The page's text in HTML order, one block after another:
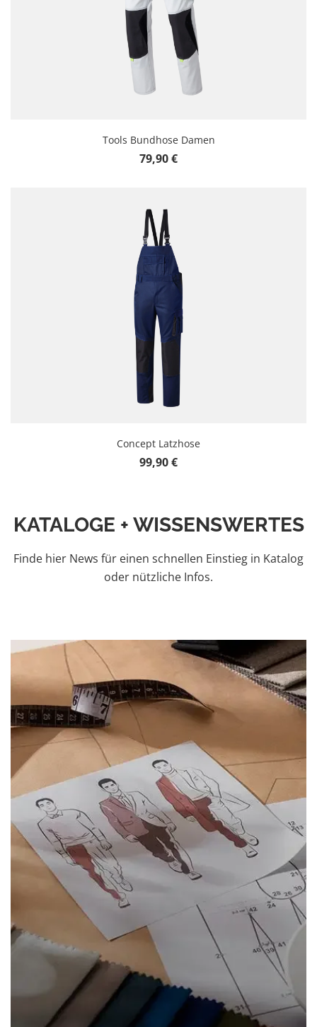
Tools Bundhose Damen
Regulärer Preis:
79,90 €
Concept Latzhose
Regulärer Preis:
99,90 €
KATALOGE + WISSENSWERTES
Finde hier News für einen schnellen Einstieg in Katalog
oder nützliche Infos.